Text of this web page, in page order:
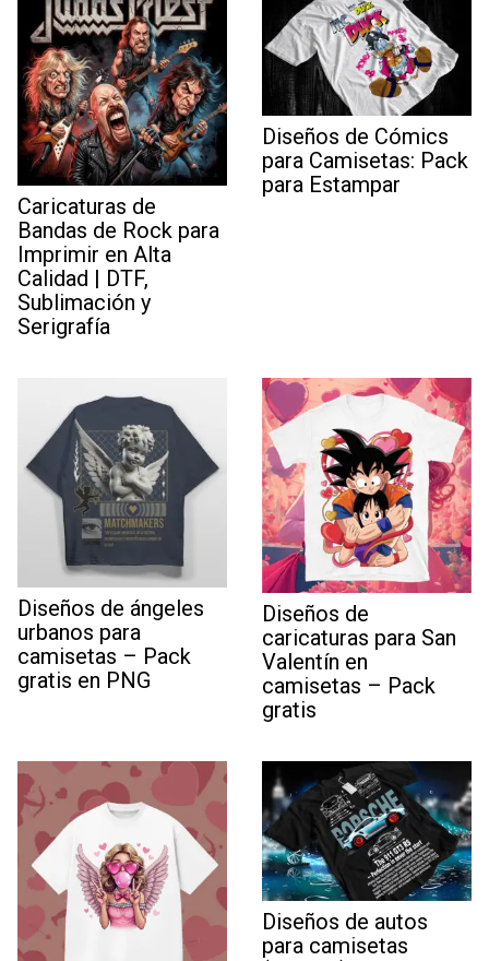
Caricaturas de
Bandas de Rock para
Imprimir en Alta
Calidad | DTF,
Sublimación y
Serigrafía
Diseños de Cómics
para Camisetas: Pack
para Estampar
Diseños de ángeles
urbanos para
camisetas – Pack
gratis en PNG
Diseños de
caricaturas para San
Valentín en
camisetas – Pack
gratis
Diseños de autos
para camisetas